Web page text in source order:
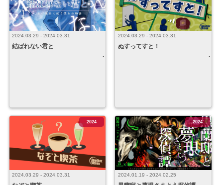
2024.03.29 - 2024.03.31
結ばれない君と
2024.03.29 - 2024.03.31
ぬすってすと！
2024.03.29 - 2024.03.31
2024
2024.01.19 - 2024.02.25
2024